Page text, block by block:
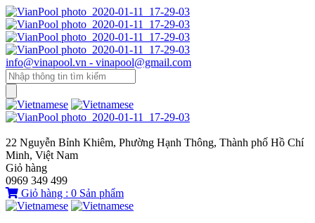
info@vinapool.vn - vinapool@gmail.com
22 Nguyễn Bỉnh Khiêm, Phường Hạnh Thông, Thành phố Hồ Chí
Minh, Việt Nam
Giỏ hàng
0969 349 499
Giỏ hàng : 0 Sản phẩm